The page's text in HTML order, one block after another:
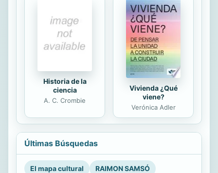
Historia de la
ciencia
A. C. Crombie
Vivienda ¿Qué
viene?
Verónica Adler
Últimas Búsquedas
El mapa cultural
RAIMON SAMSÓ